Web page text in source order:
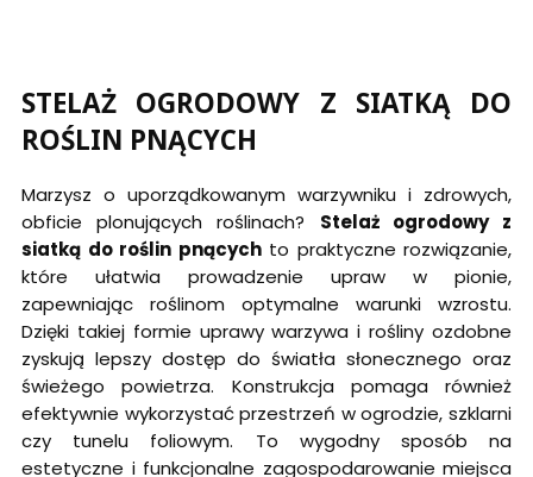
STELAŻ OGRODOWY Z SIATKĄ DO
ROŚLIN PNĄCYCH
Marzysz o uporządkowanym warzywniku i zdrowych,
obficie plonujących roślinach? Stelaż ogrodowy z
siatką do roślin pnącychto praktyczne rozwiązanie,
które ułatwia prowadzenie upraw w pionie,
zapewniając roślinom optymalne warunki wzrostu.
Dzięki takiej formie uprawy warzywa i rośliny ozdobne
zyskują lepszy dostęp do światła słonecznego oraz
świeżego powietrza. Konstrukcja pomaga również
efektywnie wykorzystać przestrzeń w ogrodzie, szklarni
czy tunelu foliowym. To wygodny sposób na
estetyczne i funkcjonalne zagospodarowanie miejsca